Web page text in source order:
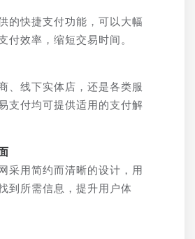
的快捷支付功能，可以大幅
付效率，缩短交易时间。
、线下实体店，还是各类服
支付均可提供适用的支付解
采用简约而清晰的设计，用
到所需信息，提升用户体